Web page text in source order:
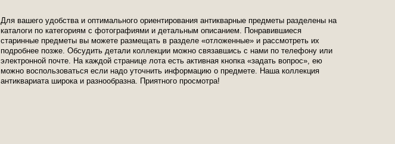
Для вашего удобства и оптимального ориентирования антикварные предметы разделены на
каталоги по категориям с фотографиями и детальным описанием. Понравившиеся
старинные предметы вы можете размещать в разделе «отложенные» и рассмотреть их
подробнее позже. Обсудить детали коллекции можно связавшись с нами по телефону или
электронной почте. На каждой странице лота есть активная кнопка «задать вопрос», ею
можно воспользоваться если надо уточнить информацию о предмете. Наша коллекция
антиквариата широка и разнообразна. Приятного просмотра!